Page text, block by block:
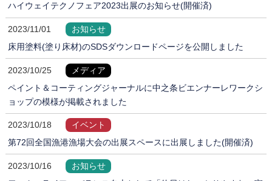
ハイウェイテクノフェア2023出展のお知らせ(開催済)
2023/11/01
お知らせ
床用塗料(塗り床材)のSDSダウンロードページを公開しました
2023/10/25
メディア
ペイント＆コーティングジャーナルに中之条ビエンナーレワークシ
ョップの模様が掲載されました
2023/10/18
イベント
第72回全国漁港漁場大会の出展スペースに出展しました(開催済)
2023/10/16
お知らせ